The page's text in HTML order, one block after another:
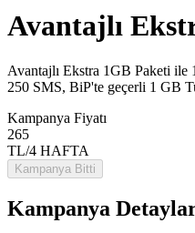
Avantajlı
Avantajlı Ekstra 1GB Paketi
250 SMS, BiP'te geçerli 1 GB
Kampanya Fiyatı
265
TL/4 HAFTA
Kampanya Bitti
Kampanya